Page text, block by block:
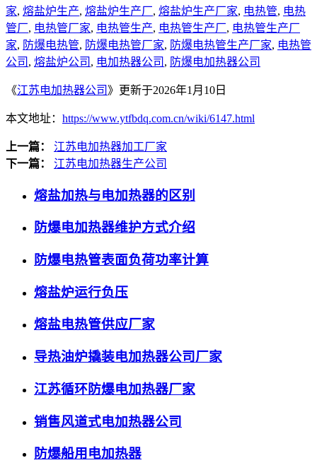
家, 熔盐炉生产, 熔盐炉生产厂, 熔盐炉生产厂家, 电热管, 电热
管厂, 电热管厂家, 电热管生产, 电热管生产厂, 电热管生产厂
家, 防爆电热管, 防爆电热管厂家, 防爆电热管生产厂家, 电热管
公司 , 熔盐炉公司 , 电加热器公司 , 防爆电加热器公司
《江苏电加热器公司 》更新于2026年1月10日
本文地址： https://www.ytfbdq.com.cn/wiki/6147.html
上一篇：
江苏电加热器加工厂家
下一篇：
江苏电加热器生产公司
熔盐加热与电加热器的区别
防爆电加热器维护方式介绍
防爆电热管表面负荷功率计算
熔盐炉运行负压
熔盐电热管供应厂家
导热油炉撬装电加热器公司厂家
江苏循环防爆电加热器厂家
销售风道式电加热器公司
防爆船用电加热器